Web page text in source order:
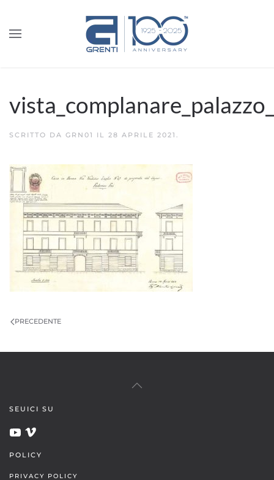
SCRITTO DA GRN01 IL 28 APRILE 2021 .
PRECEDENTE
SEUICI SU
POLICY
PRIVACY POLICY